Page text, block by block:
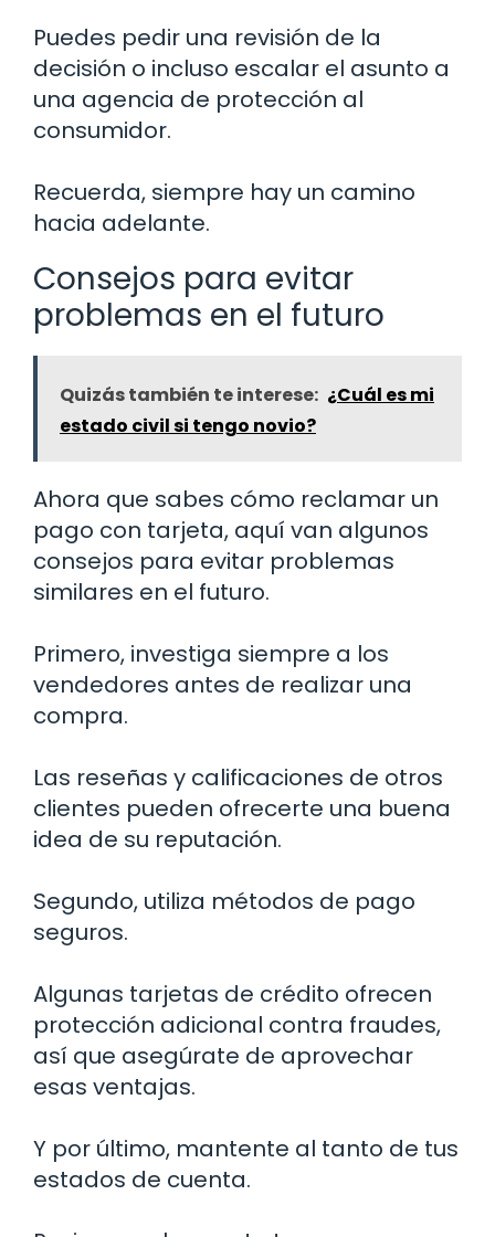
Puedes pedir una revisión de la
decisión o incluso escalar el asunto a
una agencia de protección al
consumidor.
Recuerda, siempre hay un camino
hacia adelante.
Consejos para evitar
problemas en el futuro
Quizás también te interese: ¿Cuál es mi
estado civil si tengo novio?
Ahora que sabes cómo reclamar un
pago con tarjeta, aquí van algunos
consejos para evitar problemas
similares en el futuro.
Primero, investiga siempre a los
vendedores antes de realizar una
compra.
Las reseñas y calificaciones de otros
clientes pueden ofrecerte una buena
idea de su reputación.
Segundo, utiliza métodos de pago
seguros.
Algunas tarjetas de crédito ofrecen
protección adicional contra fraudes,
así que asegúrate de aprovechar
esas ventajas.
Y por último, mantente al tanto de tus
estados de cuenta.